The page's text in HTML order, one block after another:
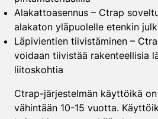
Alakattoasennus – Ctrap
alakaton yläpuolelle etenkin
Läpivientien tiivistäminen –
voidaan tiivistää rakenteellisia
liitoskohtia
Ctrap-järjestelmän käyttöikä
vähintään 10-15 vuotta.